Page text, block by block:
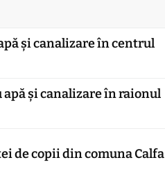
și canalizare în centrul
și canalizare în raionul
de copii din comuna Calfa